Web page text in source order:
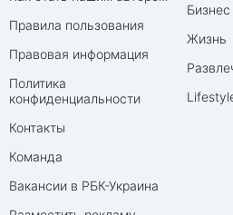
Правила пользования
Правовая информация
Политика
конфиденциальности
Контакты
Команда
Вакансии в РБК-Украина
Бизнес
Жизнь